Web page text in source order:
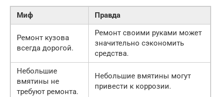
Миф Правда
Ремонт кузова
всегда дорогой.
Ремонт своими руками может
значительно сэкономить
средства.
Небольшие
вмятины не
требуют ремонта.
Небольшие вмятины могут
привести к коррозии.